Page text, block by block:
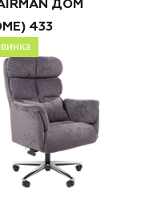
ДОМ
433